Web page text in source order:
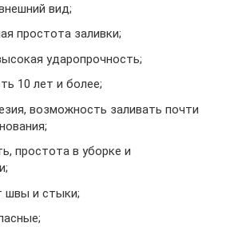
вид;
простота заливки;
ударопрочность;
10 лет и более;
возможность заливать почти
простота в уборке и
швы и стыки;